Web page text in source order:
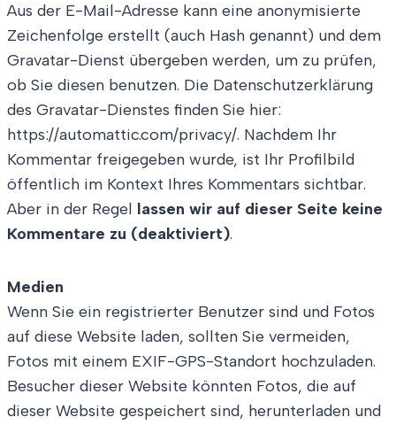
Aus der E-Mail-Adresse kann eine anonymisierte
Zeichenfolge erstellt (auch Hash genannt) und dem
Gravatar-Dienst übergeben werden, um zu prüfen,
ob Sie diesen benutzen. Die Datenschutzerklärung
des Gravatar-Dienstes finden Sie hier:
https://automattic.com/privacy/. Nachdem Ihr
Kommentar freigegeben wurde, ist Ihr Profilbild
öffentlich im Kontext Ihres Kommentars sichtbar.
Aber in der Regel lassen wir auf dieser Seite keine
Kommentare zu (deaktiviert).
Medien
Wenn Sie ein registrierter Benutzer sind und Fotos
auf diese Website laden, sollten Sie vermeiden,
Fotos mit einem EXIF-GPS-Standort hochzuladen.
Besucher dieser Website könnten Fotos, die auf
dieser Website gespeichert sind, herunterladen und